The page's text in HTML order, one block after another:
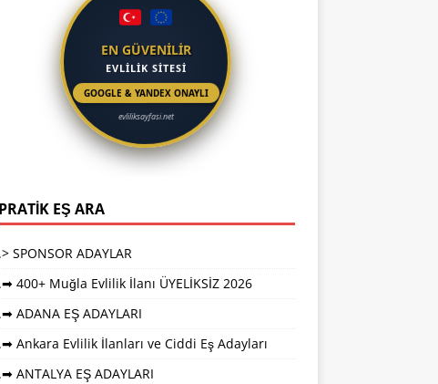
EN GÜVENİLİR
EVLİLİK SİTESİ
GOOGLE & YANDEX ONAYLI
PRATİK EŞ ARA
.> SPONSOR ADAYLAR
.➡ 400+ Muğla Evlilik İlanı ÜYELİKSİZ 2026
.➡ ADANA EŞ ADAYLARI
.➡ Ankara Evlilik İlanları ve Ciddi Eş Adayları
.➡ ANTALYA EŞ ADAYLARI